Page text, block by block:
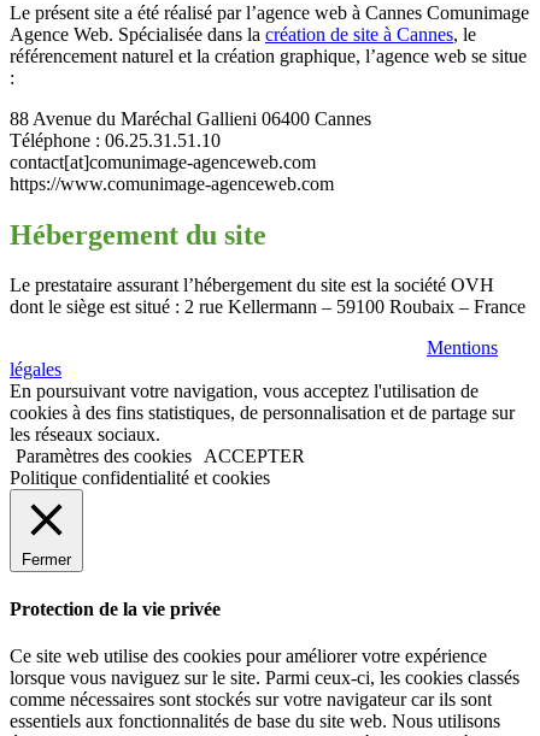
Le présent site a été réalisé par l’agence web à Cannes Comunimage
Agence Web. Spécialisée dans la création de site à Cannes, le
référencement naturel et la création graphique, l’agence web se situe
:
88 Avenue du Maréchal Gallieni 06400 Cannes
Téléphone : 06.25.31.51.10
contact[at]comunimage-agenceweb.com
https://www.comunimage-agenceweb.com
Hébergement du site
Le prestataire assurant l’hébergement du site est la société OVH
dont le siège est situé : 2 rue Kellermann – 59100 Roubaix – France
Mentions
légales
En poursuivant votre navigation, vous acceptez l'utilisation de
cookies à des fins statistiques, de personnalisation et de partage sur
les réseaux sociaux.
Paramètres des cookies ACCEPTER
Politique confidentialité et cookies
Fermer
Protection de la vie privée
Ce site web utilise des cookies pour améliorer votre expérience
lorsque vous naviguez sur le site. Parmi ceux-ci, les cookies classés
comme nécessaires sont stockés sur votre navigateur car ils sont
essentiels aux fonctionnalités de base du site web. Nous utilisons